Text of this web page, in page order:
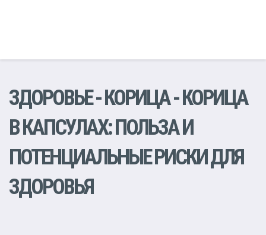
ЗДОРОВЬЕ-КОРИЦА- КОРИЦА
В КАПСУЛАХ: ПОЛЬЗА И
ПОТЕНЦИАЛЬНЫЕ РИСКИ ДЛЯ
ЗДОРОВЬЯ